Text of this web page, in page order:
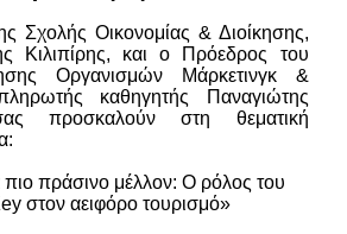
Σχολής Οικονομίας & Διοίκησης,
Κιλιπίρης, και ο Πρόεδρος του
Οργανισμών Μάρκετινγκ &
καθηγητής Παναγιώτης
προσκαλούν στη θεματική
πιο πράσινο μέλλον: Ο ρόλος του
στον αειφόρο τουρισμό»